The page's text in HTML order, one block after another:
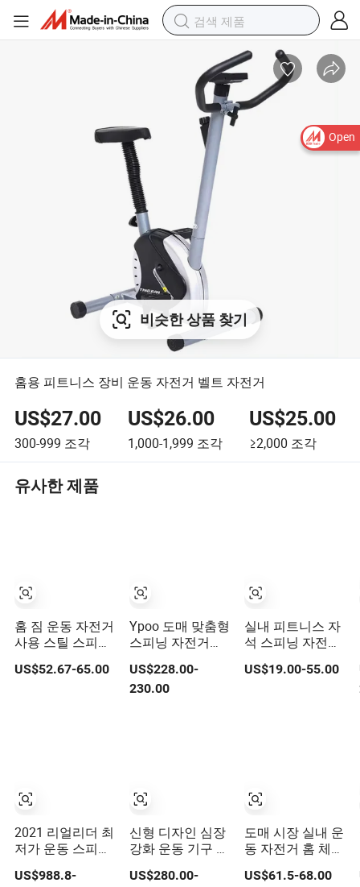
Open
비슷한 상품 찾기
홈용 피트니스 장비 운동 자전거 벨트 자전거
US$27.00
300-999 조각
US$26.00
1,000-1,999 조각
US$25.00
≥2,000 조각
유사한 제품
홈 짐 운동 자전거
사용 스틸 스피닝
사이클링 기계 스
핀 자전거
US$52.67-65.00
2021 리얼리더 최
저가 운동 스피닝
US$988.8-
Ypoo 도매 맞춤형
스피닝 자전거
11.5kg 플라이휠
운동 자전거
US$228.00-
230.00
신형 디자인 심장
강화 운동 기구 바
기 운동 자전거
US$280.00-
실내 피트니스 자
석 스피닝 자전거
체육관 자전거 운
동 자전거
US$19.00-55.00
도매 시장 실내 운
동 자전거 홈 체육
피트니스 스핀 자
US$61.5-68.00